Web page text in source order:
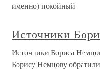
именно) покойный
Источники
Источники Бориса
Борису Немцову